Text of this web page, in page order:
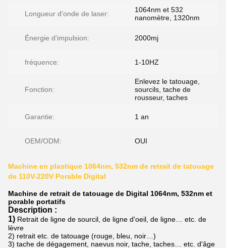
Longueur d'onde de laser:
1064nm et 532
nanomètre, 1320nm
Énergie d'impulsion: 2000mj
fréquence: 1-10HZ
Fonction:
Enlevez le tatouage,
sourcils, tache de
rousseur, taches
Garantie: 1 an
OEM/ODM: OUI
Machine en plastique 1064nm, 532nm de retrait de tatouage
de 110V-220V Porable Digital
Machine de retrait de tatouage de Digital 1064nm, 532nm et
porable portatifs
Description :
1) Retrait de ligne de sourcil, de ligne d'oeil, de ligne… etc. de
lèvre
2) retrait etc. de tatouage (rouge, bleu, noir…)
3) tache de dégagement, naevus noir, tache, taches… etc. d'âge